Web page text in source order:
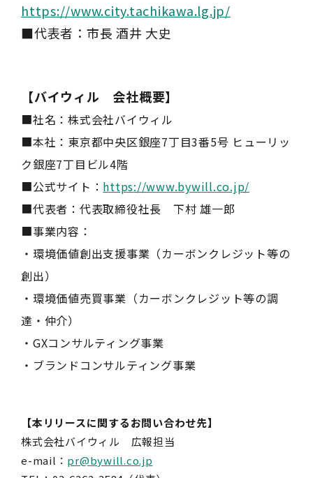
https://www.city.tachikawa.lg.jp/
■代表者：市長 酒井 大史
【バイウィル 会社概要】
■社名：株式会社バイウィル
■本社：東京都中央区銀座7丁目3番5号 ヒューリッ
ク銀座7丁目ビル4階
■公式サイト： https://www.bywill.co.jp/
■代表者：代表取締役社長 下村 雄一郎
■事業内容：
・環境価値創出支援事業（カーボンクレジット等の
創出）
・環境価値売買事業（カーボンクレジット等の調
達・仲介）
・GXコンサルティング事業
・ブランドコンサルティング事業
【本リリースに関するお問い合わせ先】
株式会社バイウィル 広報担当
e-mail： pr@bywill.co.jp